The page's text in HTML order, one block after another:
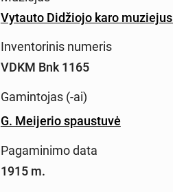
Vytauto Didžiojo karo muziejus
Inventorinis numeris
VDKM Bnk 1165
Gamintojas (-ai)
G. Meijerio spaustuvė
Pagaminimo data
1915 m.